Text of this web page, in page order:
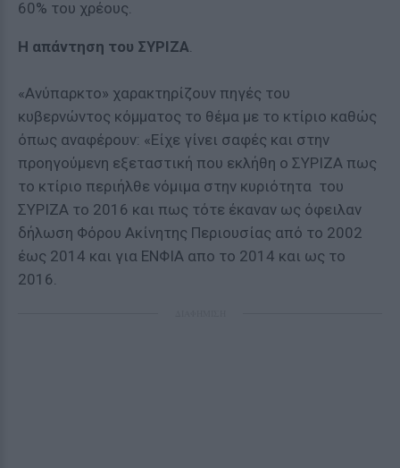
60% του χρέους.
Η απάντηση του ΣΥΡΙΖΑ.
«Ανύπαρκτο» χαρακτηρίζουν πηγές του
κυβερνώντος κόμματος το θέμα με το κτίριο καθώς
όπως αναφέρουν: «Είχε γίνει σαφές και στην
προηγούμενη εξεταστική που εκλήθη ο ΣΥΡΙΖΑ πως
το κτίριο περιήλθε νόμιμα στην κυριότητα του
ΣΥΡΙΖΑ το 2016 και πως τότε έκαναν ως όφειλαν
δήλωση Φόρου Ακίνητης Περιουσίας από το 2002
έως 2014 και για ΕΝΦΙΑ απο το 2014 και ως το
2016.